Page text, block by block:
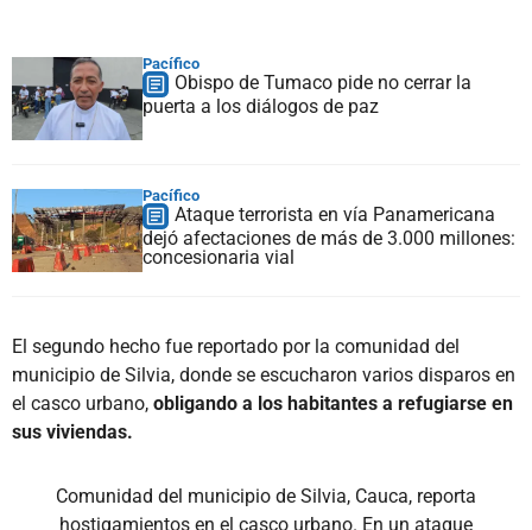
Pacífico
Obispo de Tumaco pide no cerrar la
puerta a los diálogos de paz
Pacífico
Ataque terrorista en vía Panamericana
dejó afectaciones de más de 3.000 millones:
concesionaria vial
El segundo hecho fue reportado por la comunidad del
municipio de Silvia, donde se escucharon varios disparos en
el casco urbano, obligando a los habitantes a refugiarse en
sus viviendas.
Comunidad del municipio de Silvia, Cauca, reporta
hostigamientos en el casco urbano. En un ataque